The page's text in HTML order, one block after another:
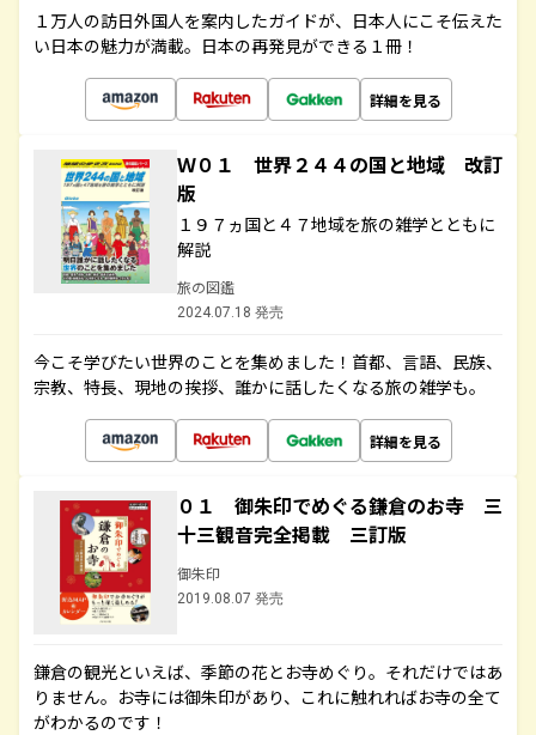
１万人の訪日外国人を案内したガイドが、日本人にこそ伝えた
い日本の魅力が満載。日本の再発見ができる１冊！
詳細を見る
Ｗ０１ 世界２４４の国と地域 改訂
版
１９７ヵ国と４７地域を旅の雑学とともに
解説
旅の図鑑
2024.07.18 発売
今こそ学びたい世界のことを集めました！首都、言語、民族、
宗教、特長、現地の挨拶、誰かに話したくなる旅の雑学も。
詳細を見る
０１ 御朱印でめぐる鎌倉のお寺 三
十三観音完全掲載 三訂版
御朱印
2019.08.07 発売
鎌倉の観光といえば、季節の花とお寺めぐり。それだけではあ
りません。お寺には御朱印があり、これに触れればお寺の全て
がわかるのです！